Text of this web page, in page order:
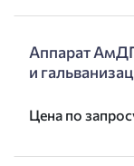
Аппарат
и
Цена по